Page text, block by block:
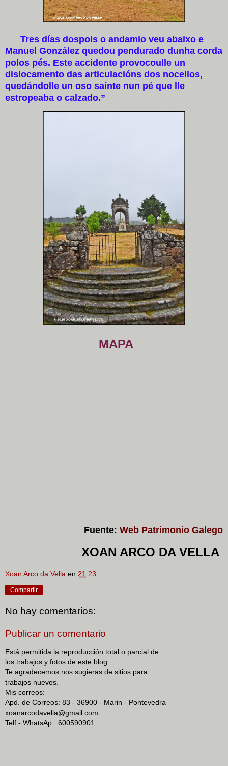
Tres días dospois o andamio veu abaixo e
Manuel González quedou pendurado dunha corda
polos pés. Este accidente provocoulle un
dislocamento das articulacións dos nocellos,
quedándolle un oso saínte nun pé que lle
estropeaba o calzado.”
MAPA
Fuente: Web Patrimonio Galego
XOAN ARCO DA VELLA
Xoan Arco da Vella en 21:23
Compartir
No hay comentarios:
Publicar un comentario
Está permitida la reproducción total o parcial de
los trabajos y fotos de este blog.
Te agradecemos nos sugieras de sitios para
trabajos nuevos.
Mis correos:
Apd. de Correos: 83 - 36900 - Marin - Pontevedra
xoanarcodavella@gmail.com
Telf - WhatsAp.: 600590901